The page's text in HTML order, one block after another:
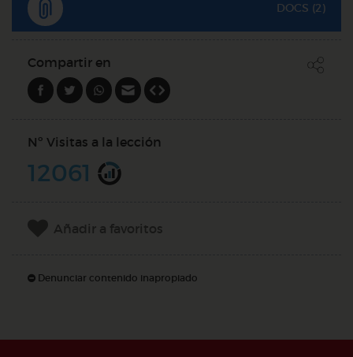
DOCS (2)
Compartir en
Nº Visitas a la lección
12061
Añadir a favoritos
Denunciar contenido inapropiado